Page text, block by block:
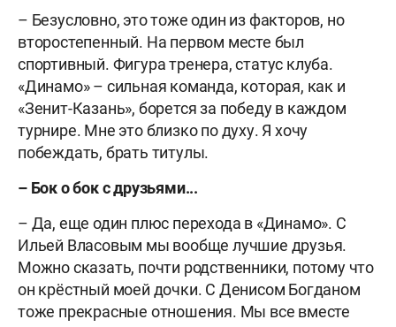
– Безусловно, это тоже один из факторов, но
второстепенный. На первом месте был
спортивный. Фигура тренера, статус клуба.
«Динамо» – сильная команда, которая, как и
«Зенит-Казань», борется за победу в каждом
турнире. Мне это близко по духу. Я хочу
побеждать, брать титулы.
– Бок о бок с друзьями...
– Да, еще один плюс перехода в «Динамо». С
Ильей Власовым мы вообще лучшие друзья.
Можно сказать, почти родственники, потому что
он крёстный моей дочки. С Денисом Богданом
тоже прекрасные отношения. Мы все вместе